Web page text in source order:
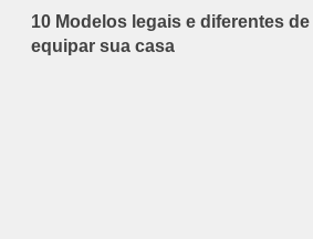
10 Modelos legais e diferentes
equipar sua casa